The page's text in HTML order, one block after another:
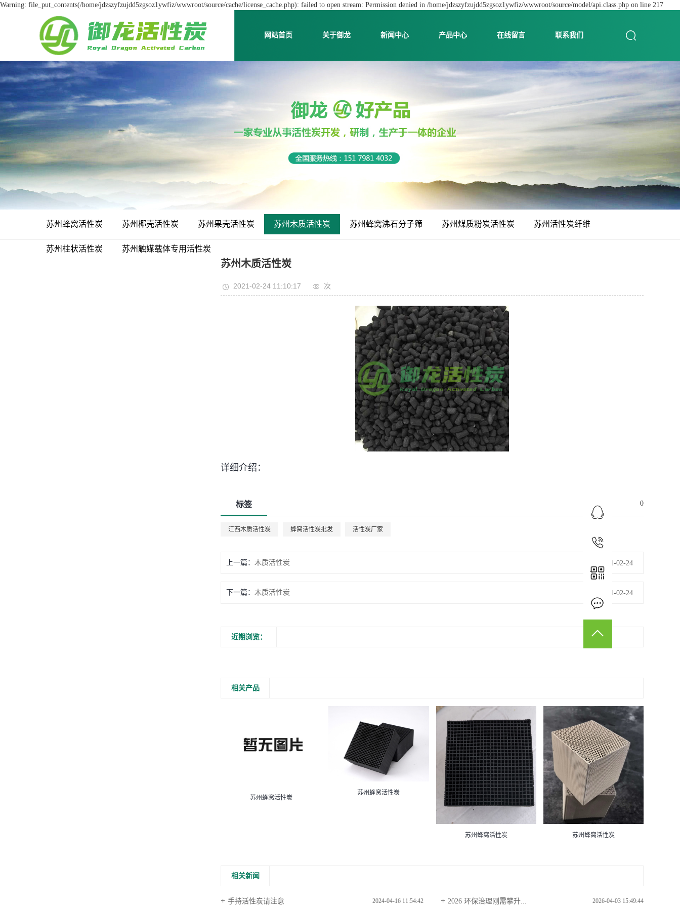
Warning: file_put_contents(/home/jdzszyfzujdd5zgsoz1ywfiz/wwwroot/source/cache/license_cache.php): failed to open stream: Permission denied in /home/jdzszyfzujdd5zgsoz1ywfiz/wwwroot/source/model/api.class.php on line 217
网站首页 关于御龙 新闻中心 产品中心 在线留言 联系我们
苏州蜂窝活性炭 苏州椰壳活性炭 苏州果壳活性炭 苏州木质活性炭 苏州蜂窝沸石分子筛 苏州煤质粉炭活性炭 苏州活性炭纤维
苏州柱状活性炭 苏州触媒载体专用活性炭
苏州木质活性炭
2021-02-24 11:10:17 次
详细介绍：
标签 0
江西木质活性炭 蜂窝活性炭批发 活性炭厂家
上一篇： 木质活性炭 2021-02-24
下一篇： 木质活性炭 2021-02-24
近期浏览：
相关产品
苏州蜂窝活性炭
苏州蜂窝活性炭
苏州蜂窝活性炭 苏州蜂窝活性炭
相关新闻
手持活性炭请注意 2024-04-16 11:54:42 2026 环保治理刚需攀升... 2026-04-03 15:49:44